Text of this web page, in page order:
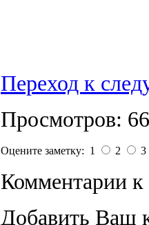
Переход к
Просмотров:
Оцените заметку: 1 2 3
Комментарии к
Добавить Ваш